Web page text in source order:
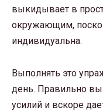
выкидывает в
окружающим,
индивидуальна.
Выполнять это
день. Правильно
усилий и вскоре